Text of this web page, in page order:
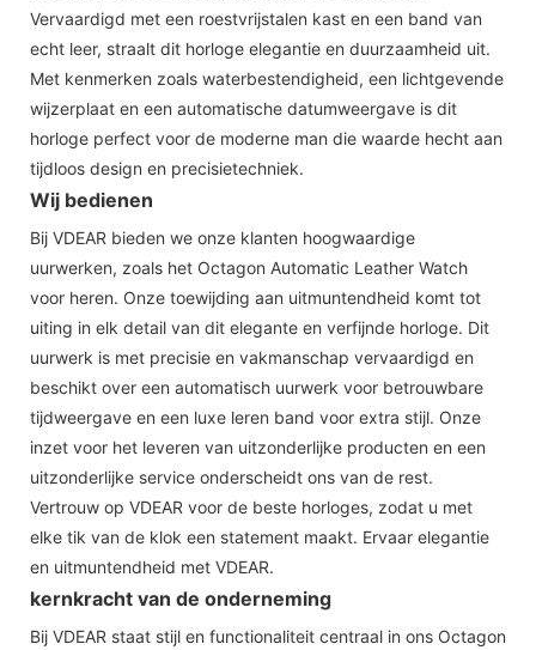
Vervaardigd met een roestvrijstalen kast en een band van
echt leer, straalt dit horloge elegantie en duurzaamheid uit.
Met kenmerken zoals waterbestendigheid, een lichtgevende
wijzerplaat en een automatische datumweergave is dit
horloge perfect voor de moderne man die waarde hecht aan
tijdloos design en precisietechniek.
Wij bedienen
Bij VDEAR bieden we onze klanten hoogwaardige
uurwerken, zoals het Octagon Automatic Leather Watch
voor heren. Onze toewijding aan uitmuntendheid komt tot
uiting in elk detail van dit elegante en verfijnde horloge. Dit
uurwerk is met precisie en vakmanschap vervaardigd en
beschikt over een automatisch uurwerk voor betrouwbare
tijdweergave en een luxe leren band voor extra stijl. Onze
inzet voor het leveren van uitzonderlijke producten en een
uitzonderlijke service onderscheidt ons van de rest.
Vertrouw op VDEAR voor de beste horloges, zodat u met
elke tik van de klok een statement maakt. Ervaar elegantie
en uitmuntendheid met VDEAR.
kernkracht van de onderneming
Bij VDEAR staat stijl en functionaliteit centraal in ons Octagon